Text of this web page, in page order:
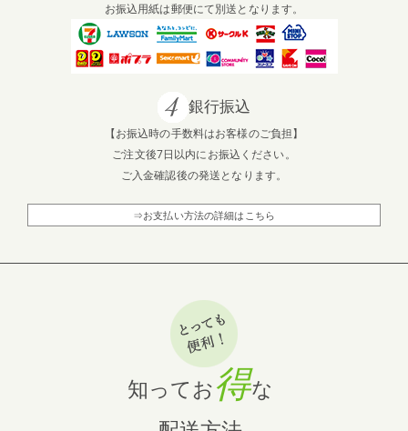
お振込用紙は郵便にて別送となります。
銀行振込
【お振込時の手数料はお客様のご負担】
ご注文後7日以内にお振込ください。
ご入金確認後の発送となります。
⇒お支払い方法の詳細はこちら
知ってお 得な